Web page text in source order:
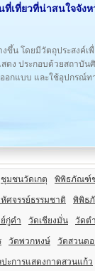
ที่เที่ยวที่น่าสนใจจังห
งขึ้น โดยมีวัตถุประสงค์เ
ดง ประกอบด้วยสถาบั
ออกแบบ และใช้อุปกรณ์
ชุมชนวัดเกตุ พิพิธภัณฑ์ช
ศจรรย์ธรรมชาติ พิพิธ
กู่คำ วัดเชียงมั่น วัดต
วัดพวกหงษ์ วัดสวนด
ะการแสดงกาดสวนแก้ว